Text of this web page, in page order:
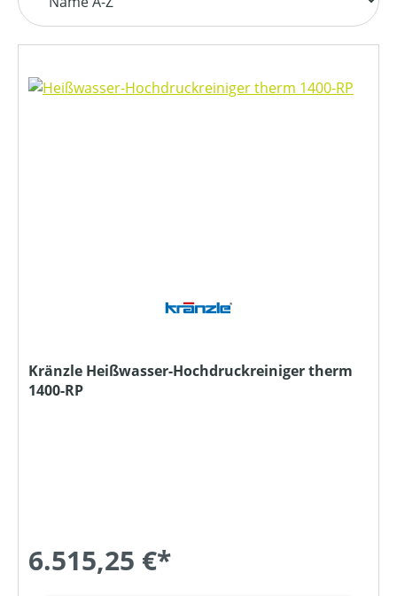
Kränzle Heißwasser-Hochdruckreiniger therm
1400-RP
6.515,25 €*